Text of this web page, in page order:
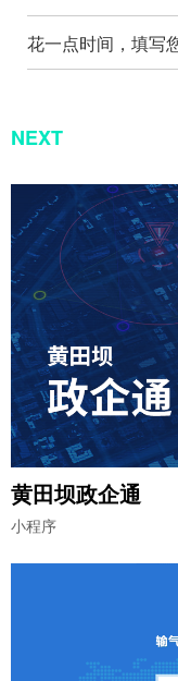
花一点时间，填写
NEXT
黄田坝政企通
小程序